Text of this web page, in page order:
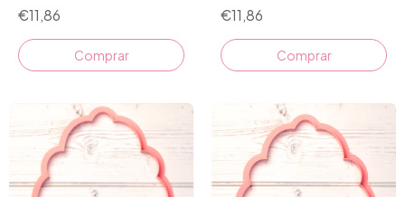
€11,86
Comprar
€11,86
Comprar